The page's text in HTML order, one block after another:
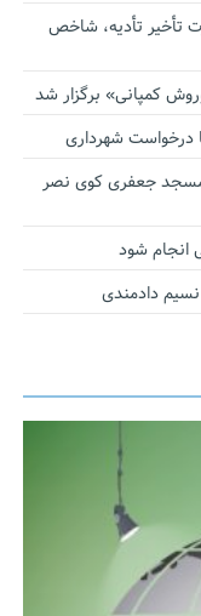
تأخیر تأدیه، شاخص
کمپانی» برگزار شد
درخواست شهرداری
جعفری کوی نصر
انجام شود
دادمندی